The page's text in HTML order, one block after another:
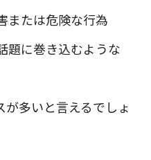
または危険な行為
題に巻き込むような
多いと言えるでしょ